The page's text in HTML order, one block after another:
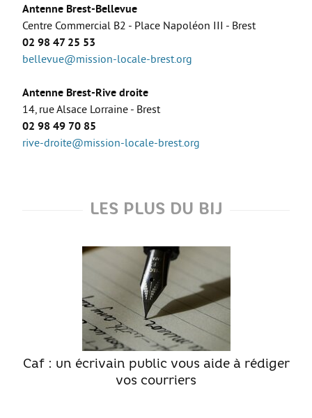
La formation continue
Métiers en uniforme
INTERNATIONAL
Préparer son départ
Stages, Études, Formations
Séjours linguistiques / interculturels
Année de césure
Organiser la recherche d’un logement
Antenne Brest-Bellevue
Centre Commercial B2 - Place Napoléon III - Brest
02 98 47 25 53
bellevue@mission-locale-brest.org
Antenne Brest-Rive droite
14, rue Alsace Lorraine - Brest
02 98 49 70 85
rive-droite@mission-locale-brest.org
LES PLUS DU BIJ
Caf : un écrivain public vous aide à rédiger
vos courriers